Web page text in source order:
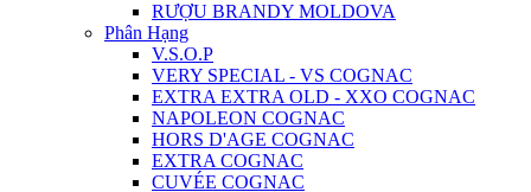
RƯỢU BRANDY MOLDOVA
Phân Hạng
V.S.O.P
VERY SPECIAL - VS COGNAC
EXTRA EXTRA OLD - XXO COGNAC
NAPOLEON COGNAC
HORS D'AGE COGNAC
EXTRA COGNAC
CUVÉE COGNAC